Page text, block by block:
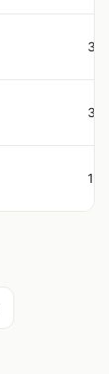
3
3
1